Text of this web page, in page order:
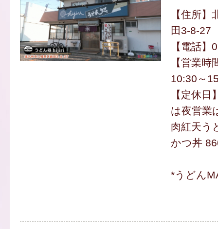
【住所
田3-8-27
【電話
【営業
10:30～
【定休
は夜営業
肉紅天う
かつ丼
*うどん